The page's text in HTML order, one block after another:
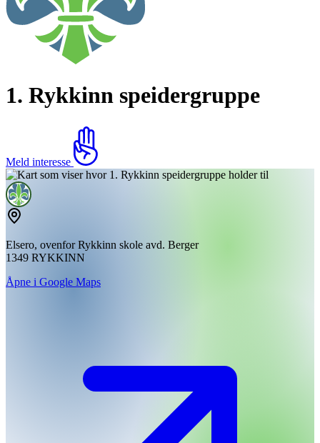
1. Rykkinn speidergruppe
Meld interesse
Elsero, ovenfor Rykkinn skole avd. Berger
1349 RYKKINN
Åpne i Google Maps